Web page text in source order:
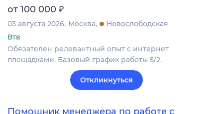
от 100 000 ₽
03 августа 2026 Москва
Новослободская
Втв
Обязателен релевантный опыт с интернет
площадками. Базовый график работы 5/2.
Откликнуться
Помощник менеджера по работе с